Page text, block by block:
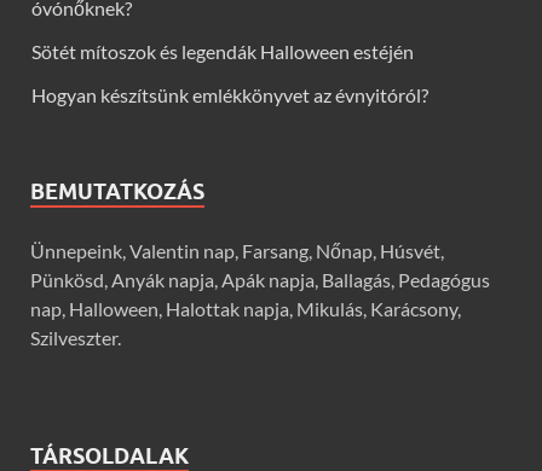
óvónőknek?
Sötét mítoszok és legendák Halloween estéjén
Hogyan készítsünk emlékkönyvet az évnyitóról?
BEMUTATKOZÁS
Ünnepeink, Valentin nap, Farsang, Nőnap, Húsvét,
Pünkösd, Anyák napja, Apák napja, Ballagás, Pedagógus
nap, Halloween, Halottak napja, Mikulás, Karácsony,
Szilveszter.
TÁRSOLDALAK